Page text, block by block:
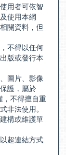
用者可依智
使用本網
關資料，但
不得以任何
版或發行本
圖片、影像
護，屬於
，不得擅自重
非法使用。
構或維護單
超連結方式